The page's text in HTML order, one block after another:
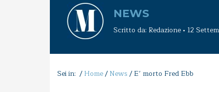
NEWS
Scritto da: Redazione • 12
Sei in: /Home/News/E’ morto Fred Ebb